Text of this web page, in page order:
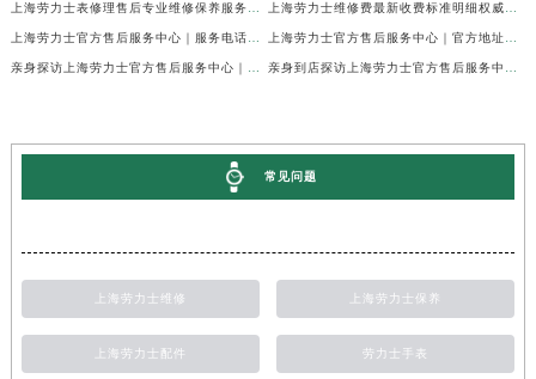
常见问题
上海劳力士维修 上海劳力士保养
上海劳力士配件 劳力士手表